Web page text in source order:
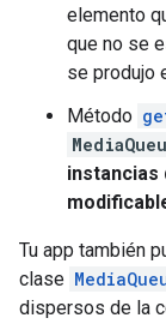
elemento
que no se
se produjo
Método
instancias
Tu app también
clase
dispersos de la